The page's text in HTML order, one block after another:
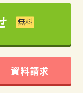
資料請求